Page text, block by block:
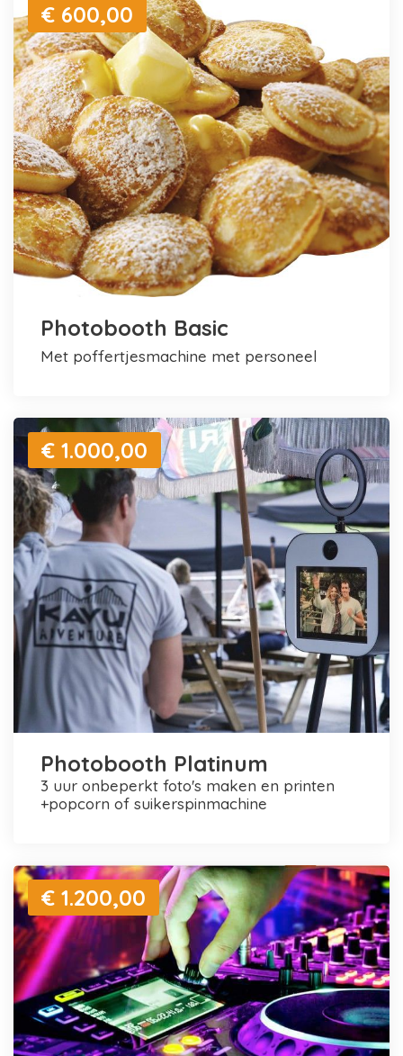
€ 600,00
Photobooth Basic
met poffertjesmachine met personeel
€ 1.000,00
Photobooth Platinum
3 uur onbeperkt foto's maken en printen
+popcorn of suikerspinmachine
€ 1.200,00